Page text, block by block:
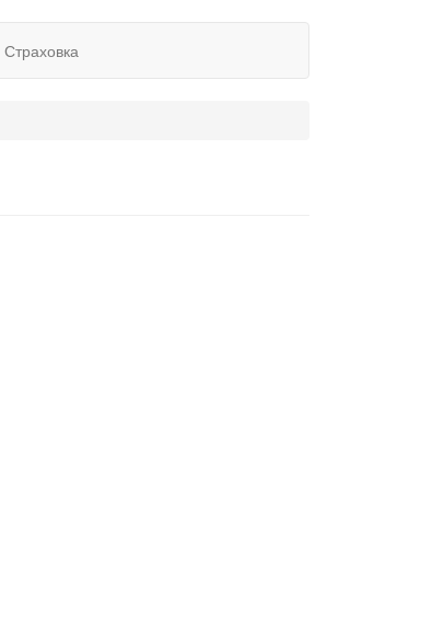
Страховка